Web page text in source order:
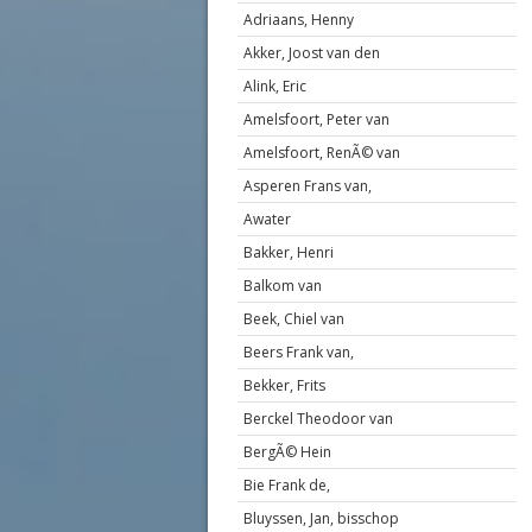
Adriaans, Henny
Akker, Joost van den
Alink, Eric
Amelsfoort, Peter van
Amelsfoort, RenÃ© van
Asperen Frans van,
Awater
Bakker, Henri
Balkom van
Beek, Chiel van
Beers Frank van,
Bekker, Frits
Berckel Theodoor van
BergÃ© Hein
Bie Frank de,
Bluyssen, Jan, bisschop